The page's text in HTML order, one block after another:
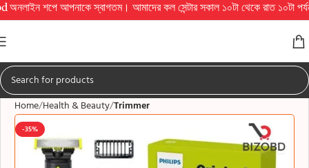
আপনাকে স্বাগতম। আমাদের কল সেন্টার সকাল ১০টা থেকে রাত ১০টা পর্যন্ত চালু
Home Health & Beauty Trimmer
-35%